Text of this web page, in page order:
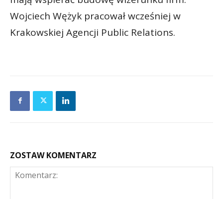
Wojciech Wężyk pracował wcześniej w
Krakowskiej Agencji Public Relations.
ZOSTAW KOMENTARZ